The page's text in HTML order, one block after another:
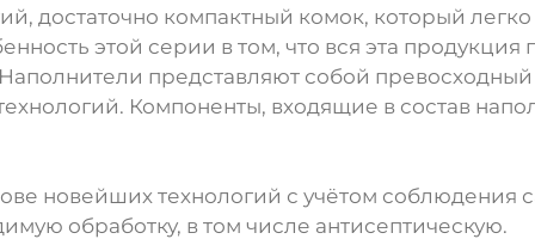
достаточно компактный комок, который
этой серии в том, что вся эта продукция
представляют собой превосходный
Компоненты, входящие в состав
новейших технологий с учётом соблюдения
обработку, в том числе антисептическую.